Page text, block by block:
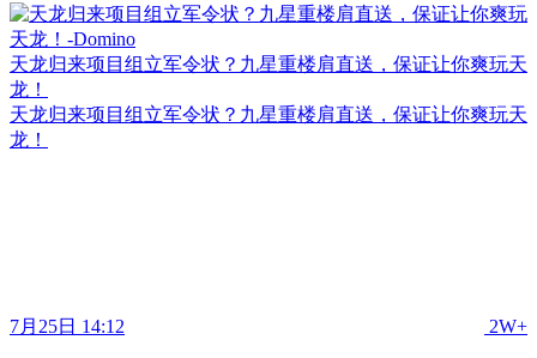
天龙归来项目组立军令状？九星重楼肩直送，保证让你爽玩天
龙！
天龙归来项目组立军令状？九星重楼肩直送，保证让你爽玩天
龙！
7月25日 14:12 2W+